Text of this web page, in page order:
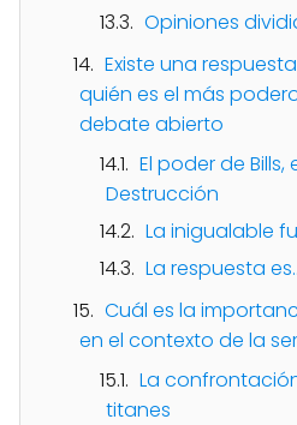
Opiniones
Existe una
quién es el más
debate abierto
El poder de Bills,
Destrucción
La inigualable
La respuesta
Cuál es la
en el contexto de la
La
titanes